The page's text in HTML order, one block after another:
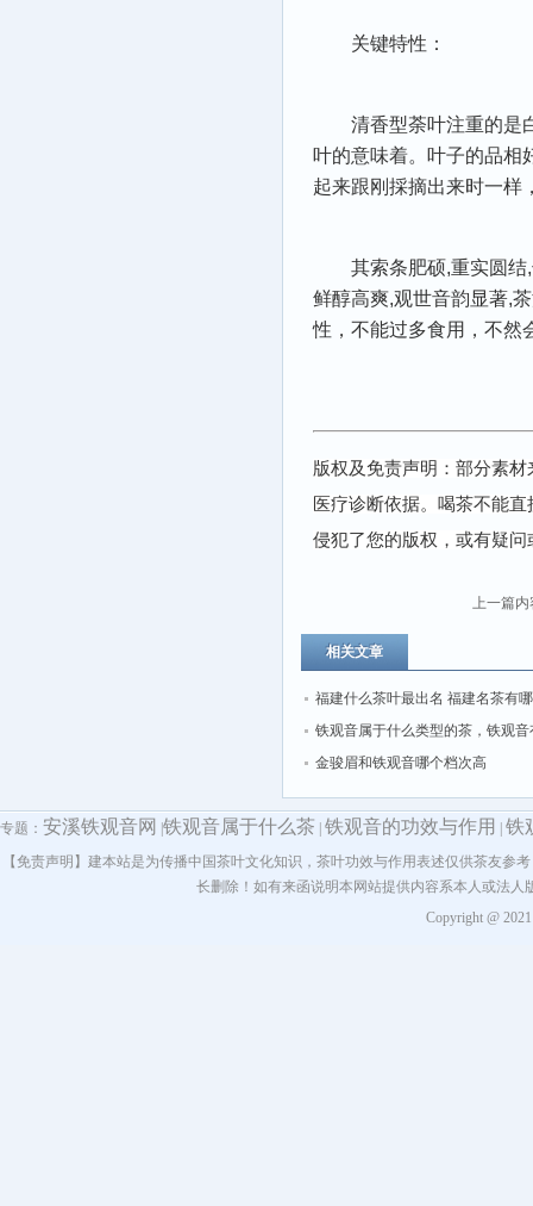
关键特性：
清香型荼叶注重的是
叶的意味着。叶子的品相
起来跟刚採摘出来时一样
其索条肥硕,重实圆
鲜醇高爽,观世音韵显著,
性，不能过多食用，不然
版权及免责声明：部分素
医疗诊断依据。喝茶不能
侵犯了您的版权，或有疑
上一篇内
相关文章
福建什么茶叶最出名 福建名茶有
铁观音属于什么类型的茶，铁观音
种？
金骏眉和铁观音哪个档次高
专题： 安溪铁观音网 铁观音属于什么茶 铁观音的功效与作用 铁
【免责声明】建本站是为传播中国茶叶文化知识，茶叶功效与作用表述仅供茶友
长删除！如有来函说明本网站提供内容系本人或法
Copyright @